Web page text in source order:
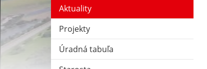
Aktuality
Projekty
Úradná tabuľa